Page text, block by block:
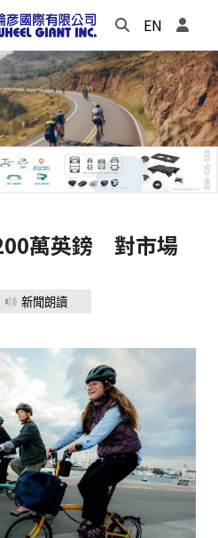
EN
萬英鎊 對市場
新聞朗讀